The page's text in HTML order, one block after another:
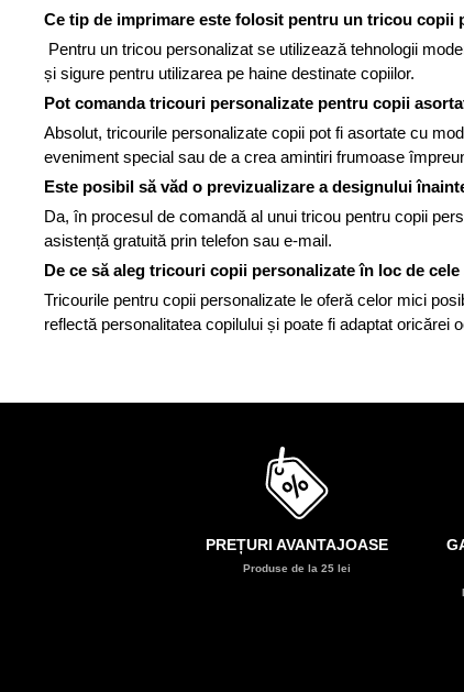
Ce tip de imprimare este folosit pentru un tricou copii
Pentru un tricou personalizat se utilizează tehnologii
și sigure pentru utilizarea pe haine destinate copiilor.
Pot comanda tricouri personalizate pentru copii
Absolut, tricourile personalizate copii pot fi asortate cu
eveniment special sau de a crea amintiri frumoase
Este posibil să văd o previzualizare a designului
Da, în procesul de comandă al unui tricou pentru copii
asistență gratuită prin telefon sau e-mail.
De ce să aleg tricouri copii personalizate în loc de
Tricourile pentru copii personalizate le oferă celor mici
reflectă personalitatea copilului și poate fi adaptat oricărei
PREȚURI AVANTAJOASE
Produse de la 25 lei